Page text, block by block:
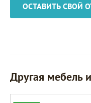
ОСТАВИТЬ СВОЙ
Другая мебель